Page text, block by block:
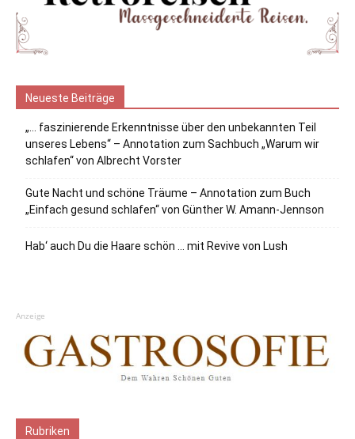
Neueste Beiträge
„… faszinierende Erkenntnisse über den unbekannten Teil
unseres Lebens“ – Annotation zum Sachbuch „Warum wir
schlafen“ von Albrecht Vorster
Gute Nacht und schöne Träume – Annotation zum Buch
„Einfach gesund schlafen“ von Günther W. Amann-Jennson
Hab‘ auch Du die Haare schön … mit Revive von Lush
Anzeige
Rubriken